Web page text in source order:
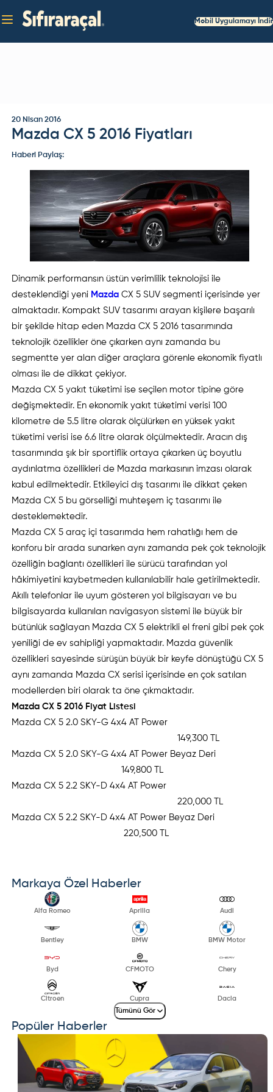
Mobil Uygulamayı İndir
20 Nisan 2016
Mazda CX 5 2016 Fiyatları
Haberi Paylaş:
Dinamik performansın üstün verimlilik teknolojisi ile
desteklendiği yeni Mazda CX 5 SUV segmenti içerisinde yer
almaktadır. Kompakt SUV tasarımı arayan kişilere başarılı
bir şekilde hitap eden Mazda CX 5 2016 tasarımında
teknolojik özellikler öne çıkarken aynı zamanda bu
segmentte yer alan diğer araçlara görenle ekonomik fiyatlı
olması ile de dikkat çekiyor.
Mazda CX 5 yakıt tüketimi ise seçilen motor tipine göre
değişmektedir. En ekonomik yakıt tüketimi verisi 100
kilometre de 5.5 litre olarak ölçülürken en yüksek yakıt
tüketimi verisi ise 6.6 litre olarak ölçülmektedir. Aracın dış
tasarımında şık bir sportiflik ortaya çıkarken üç boyutlu
aydınlatma özellikleri de Mazda markasının imzası olarak
kabul edilmektedir. Etkileyici dış tasarımı ile dikkat çeken
Mazda CX 5 bu görselliği muhteşem iç tasarımı ile
desteklemektedir.
Mazda CX 5 araç içi tasarımda hem rahatlığı hem de
konforu bir arada sunarken aynı zamanda pek çok teknolojik
özelliğin bağlantı özellikleri ile sürücü tarafından yol
hâkimiyetini kaybetmeden kullanılabilir hale getirilmektedir.
Akıllı telefonlar ile uyum gösteren yol bilgisayarı ve bu
bilgisayarda kullanılan navigasyon sistemi ile büyük bir
bütünlük sağlayan Mazda CX 5 elektrikli el freni gibi pek çok
yeniliği de ev sahipliği yapmaktadır. Mazda güvenlik
özellikleri sayesinde sürüşün büyük bir keyfe dönüştüğü CX 5
aynı zamanda Mazda CX serisi içerisinde en çok satılan
modellerden biri olarak ta öne çıkmaktadır.
Mazda CX 5 2016 Fiyat Listesi
Mazda CX 5 2.0 SKY-G 4x4 AT Power
149,300 TL
Mazda CX 5 2.0 SKY-G 4x4 AT Power Beyaz Deri
149,800 TL
Mazda CX 5 2.2 SKY-D 4x4 AT Power
220,000 TL
Mazda CX 5 2.2 SKY-D 4x4 AT Power Beyaz Deri
220,500 TL
Markaya Özel Haberler
Alfa Romeo Aprilia Audi
Bentley BMW BMW Motor
Byd CFMOTO Chery
Citroen Cupra Dacia
Tümünü Gör
Popüler Haberler